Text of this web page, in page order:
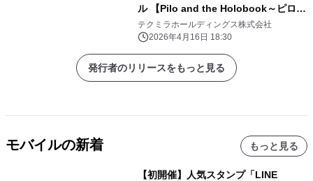
ル 【Pilo and the Holobook～ピロと
不思議な百科事典～】 本日より日本・
アジア地域で発売
テクミラホールディングス株式会社
2026年4月16日 18:30
発行者のリリースをもっと見る
モバイルの新着 もっと見る
【初開催】人気スタンプ「LINE